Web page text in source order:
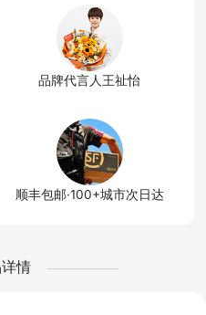
品牌代言人王祉怡
顺丰包邮·100+城市次日达
情